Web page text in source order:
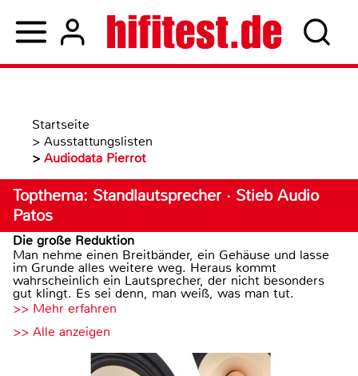
Startseite
> Ausstattungslisten
>
Audiodata Pierrot
Topthema: Standlautsprecher · Stieb Audio
Patos
Die große Reduktion
Man nehme einen Breitbänder, ein Gehäuse und lasse
im Grunde alles weitere weg. Heraus kommt
wahrscheinlich ein Lautsprecher, der nicht besonders
gut klingt. Es sei denn, man weiß, was man tut.
>> Mehr erfahren
>> Alle anzeigen